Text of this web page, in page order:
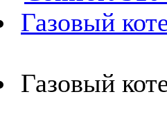
Газовый
Газовый